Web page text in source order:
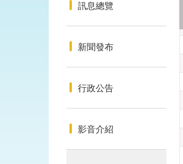
訊息總覽
新聞發布
行政公告
影音介紹